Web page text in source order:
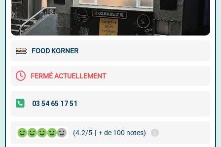
FOOD KORNER
FERMÉ ACTUELLEMENT
(4.2/5 | + de 100 notes)